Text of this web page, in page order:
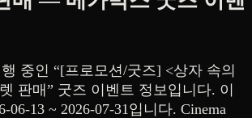
중인 “[프로모션/굿즈] <상자 속의
판매” 굿즈 이벤트 정보입니다. 이
06-13 ~ 2026-07-31입니다. Cinema